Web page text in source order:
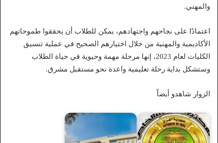
والمهني.
اعتمادًا على نجاحهم واجتهادهم، يمكن للطلاب أن يحققوا طموحاتهم
الأكاديمية والمهنية من خلال اختيارهم الصحيح في عملية تنسيق
الكليات لعام 2023، إنها مرحلة مهمة وحيوية في حياة الطلاب
وستشكل بداية رحلة تعليمية واعدة نحو مستقبل مشرق.
الزوار شاهدو أيضاً